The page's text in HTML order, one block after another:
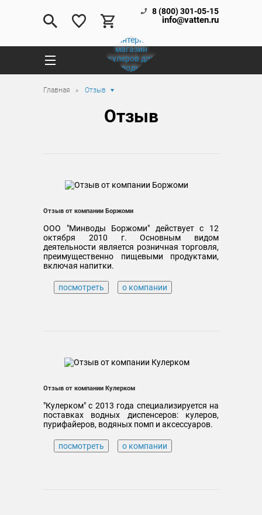
8 (800) 301-05-15
info@vatten.ru
Главная Отзыв
Отзыв
Отзыв от компании Боржоми
ООО "Минводы Боржоми" действует с 12
октября 2010 г. Основным видом
деятельности является розничная торговля,
преимущественно пищевыми продуктами,
включая напитки.
посмотреть о компании
Отзыв от компании Кулерком
"Кулерком" c 2013 года специализируется на
поставках водных диспенсеров: кулеров,
пурифайеров, водяных помп и аксессуаров.
посмотреть о компании